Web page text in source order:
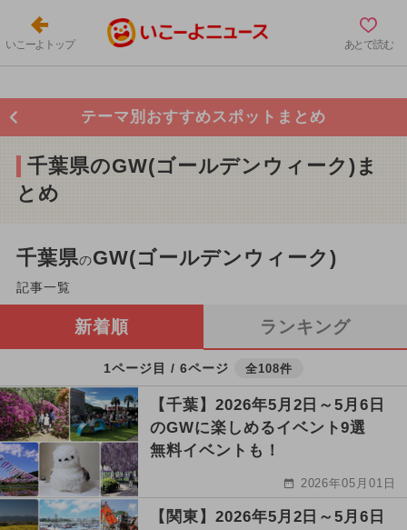
いこーよトップ あとで読む
テーマ別おすすめスポットまとめ
千葉県のGW(ゴールデンウィーク)ま
とめ
千葉県のGW(ゴールデンウィーク)
記事一覧
新着順 ランキング
1ページ目 / 6ページ 全108件
【千葉】2026年5月2日～5月6日
のGWに楽しめるイベント9選
無料イベントも！
2026年05月01日
【関東】2026年5月2日～5月6日